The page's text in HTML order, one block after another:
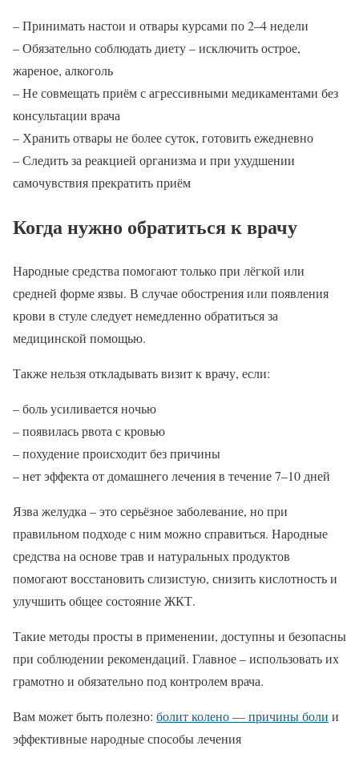
– Принимать настои и отвары курсами по 2–4 недели
– Обязательно соблюдать диету – исключить острое,
жареное, алкоголь
– Не совмещать приём с агрессивными медикаментами без
консультации врача
– Хранить отвары не более суток, готовить ежедневно
– Следить за реакцией организма и при ухудшении
самочувствия прекратить приём
Когда нужно обратиться к врачу
Народные средства помогают только при лёгкой или
средней форме язвы. В случае обострения или появления
крови в стуле следует немедленно обратиться за
медицинской помощью.
Также нельзя откладывать визит к врачу, если:
– боль усиливается ночью
– появилась рвота с кровью
– похудение происходит без причины
– нет эффекта от домашнего лечения в течение 7–10 дней
Язва желудка – это серьёзное заболевание, но при
правильном подходе с ним можно справиться. Народные
средства на основе трав и натуральных продуктов
помогают восстановить слизистую, снизить кислотность и
улучшить общее состояние ЖКТ.
Такие методы просты в применении, доступны и безопасны
при соблюдении рекомендаций. Главное – использовать их
грамотно и обязательно под контролем врача.
Вам может быть полезно: болит колено — причины боли и
эффективные народные способы лечения